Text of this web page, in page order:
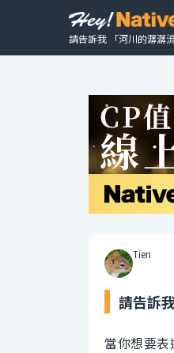
請告訴我 「河川的潺潺
Tien
請告訴
當你想要